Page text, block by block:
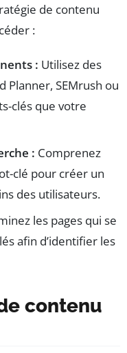
de contenu
:
: Utilisez des
Planner, SEMrush ou
clés que votre
: Comprenez
clé pour créer un
des utilisateurs.
les pages qui se
afin d’identifier les
contenu